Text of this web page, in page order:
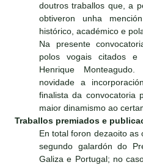
doutros traballos que, a
obtiveron unha
histórico, académico e
Na presente
polos vogais citados e
Henrique
novidade a
finalista da convocatoria
maior dinamismo ao
Traballos premiados e
En total foron dezaoito as
segundo galardón do
Galiza e Portugal; no